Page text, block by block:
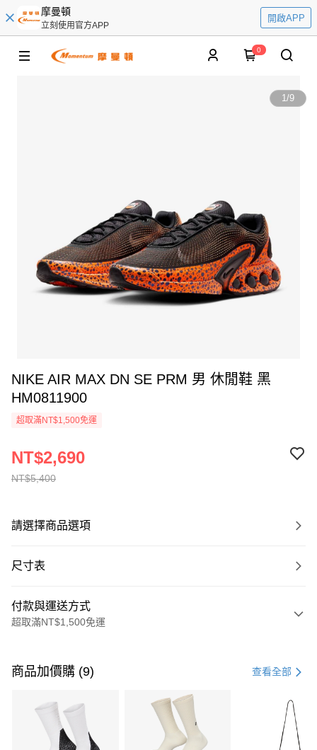
摩曼頓
立刻使用官方APP
開啟APP
0
1/9
NIKE AIR MAX DN SE PRM 男 休閒鞋 黑
HM0811900
超取滿NT$1,500免運
NT$5,400
NT$2,690
請選擇商品選項
尺寸表
付款與運送方式
超取滿NT$1,500免運
信用卡一次付款
3 期 0 利率 每期 21家銀行
合作金庫商業銀行
第一商業銀行
商品加價購 (9) 查看全部